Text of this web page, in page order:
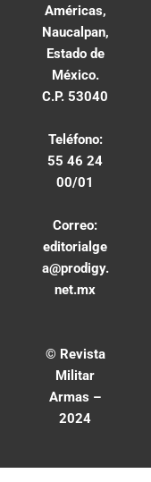
Américas,
Naucalpan,
Estado de
México.
C.P. 53040
Teléfono:
55 46 24
00/01
Correo:
editorialge
a@prodigy.
net.mx
© Revista
Militar
Armas –
2024